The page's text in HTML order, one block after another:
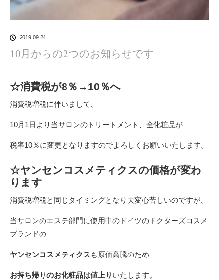
2019.09.24
10月からの2つのお知らせです
☆消費税が8％→10％へ
消費税増税に伴いまして、
10月1日より当サロンのトリートメント、全化粧品が
税率10％に変更となりますのでよろしくお願いいたします。
☆ヤンセンコスメティクスの価格が変わ
ります
消費税増税と同じタイミングとなり大変心苦しいのですが、
当サロンのエステ部門に使用中のドイツのドクターズコスメ
ブランドの
ヤンセンコスメティクス も原価高騰のため
お持ち帰りのお化粧品は値上り いたします。